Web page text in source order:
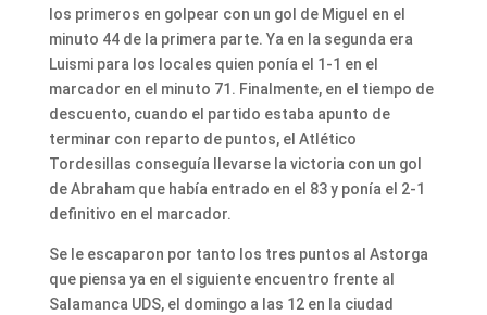
los primeros en golpear con un gol de Miguel en el
minuto 44 de la primera parte. Ya en la segunda era
Luismi para los locales quien ponía el 1-1 en el
marcador en el minuto 71. Finalmente, en el tiempo de
descuento, cuando el partido estaba apunto de
terminar con reparto de puntos, el Atlético
Tordesillas conseguía llevarse la victoria con un gol
de Abraham que había entrado en el 83 y ponía el 2-1
definitivo en el marcador.
Se le escaparon por tanto los tres puntos al Astorga
que piensa ya en el siguiente encuentro frente al
Salamanca UDS, el domingo a las 12 en la ciudad